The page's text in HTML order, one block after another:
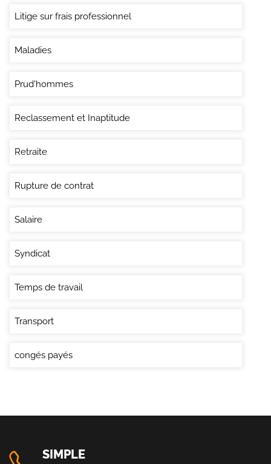
Litige sur frais professionnel
Maladies
Prud'hommes
Reclassement et Inaptitude
Retraite
Rupture de contrat
Salaire
Syndicat
Temps de travail
Transport
congés payés
SIMPLE